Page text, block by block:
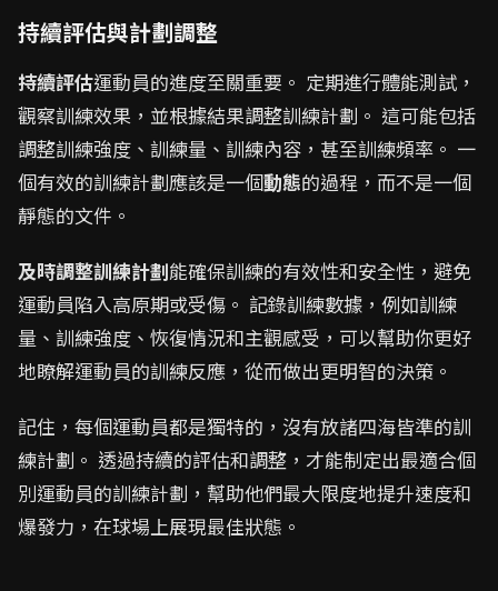
持續評估與計劃調整
持續評估運動員的進度至關重要。 定期進行體能測試，
觀察訓練效果，並根據結果調整訓練計劃。 這可能包括
調整訓練強度、訓練量、訓練內容，甚至訓練頻率。 一
個有效的訓練計劃應該是一個動態的過程，而不是一個
靜態的文件。
及時調整訓練計劃能確保訓練的有效性和安全性，避免
運動員陷入高原期或受傷。 記錄訓練數據，例如訓練
量、訓練強度、恢復情況和主觀感受，可以幫助你更好
地瞭解運動員的訓練反應，從而做出更明智的決策。
記住，每個運動員都是獨特的，沒有放諸四海皆準的訓
練計劃。 透過持續的評估和調整，才能制定出最適合個
別運動員的訓練計劃，幫助他們最大限度地提升速度和
爆發力，在球場上展現最佳狀態。